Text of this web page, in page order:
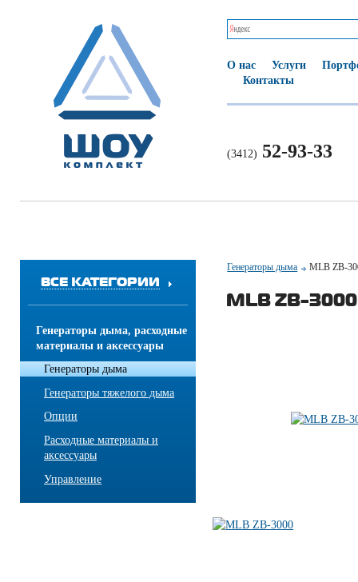
О нас Услуги
Контакты
(3412) 52-93-33
ВСЕ КАТЕГОРИИ
Генераторы дыма, расходные
материалы и аксессуары
Генераторы дыма
Генераторы тяжелого дыма
Опции
Расходные материалы и
аксессуары
Управление
Генераторы дыма MLB ZB-
MLB ZB-3000